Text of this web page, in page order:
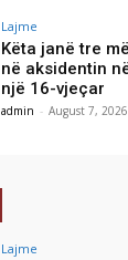
Lajme
Këta janë tre
në aksidentin
një 16-vjeçar
admin - August 7, 2026
Lajme